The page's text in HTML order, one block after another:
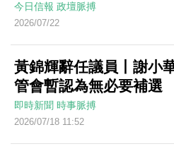
今日信報 政壇脈搏
2026/07/22
黃錦輝辭任議員丨謝小
管會暫認為無必要補選
即時新聞 時事脈搏
2026/07/18 11:52